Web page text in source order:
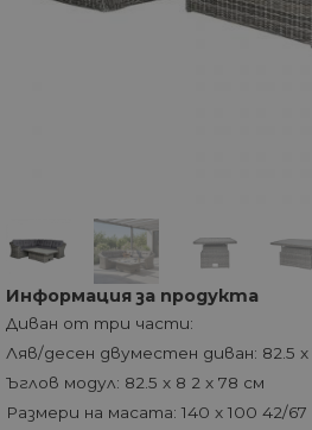
Информация за продукта
Диван от три части:
Ляв/десен двуместен диван: 82.5 x
Ъглов модул: 82.5 x 8 2 x 78 см
Размери на масата: 140 x 100 42/67